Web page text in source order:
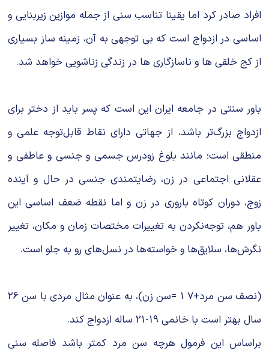
افراد صادر کرد اما یقینا تناسب سنی از جمله موازین زیربنایی و
اساسی در ازدواج است که بی توجهی به آن، زمینه ساز بسیاری
از کج خلقی ها و ناسازگاری ها در زندگی زناشویی خواهد شد.
باور سنتی در جامعه ایران این است که پسر باید از دختر برای
ازدواج بزرگ‌تر باشد، از جهاتی دارای نقاط قابل‌توجه علمی‌‌ و
منطقی است؛ مانند بلوغ زودرس جسمی‌‌ و جنسی و عاطفی و
عقلانی اجتماعی در زن، رضایتمندی جنسی در حال و آینده
زوج، دوران کوتاه باروری در زن و اما نقطه ضعف اساسی این
باور هم، توجه‌نکردن به تغییرات مختصات زمان و مکان، تغییر
نگرش‌ها، سلایق‌ها و خواسته‌ها در نسل‌های رو به جلو است.
(نصف سن مرد+7 1 =سن زن)، به عنوان مثال مردی با سن 26
سال بهتر است با خانمی 19-21 ساله ازدواج کند.
براساس این فرمول هرچه سن مرد کمتر باشد فاصله سنی